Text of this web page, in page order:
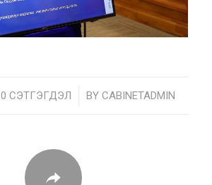
0 СЭТГЭГДЭЛ
/ BY CABINETADMIN